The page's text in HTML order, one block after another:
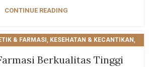
CONTINUE READING
& FARMASI , KESEHATAN & KECANTIKAN,
Berkualitas Tinggi